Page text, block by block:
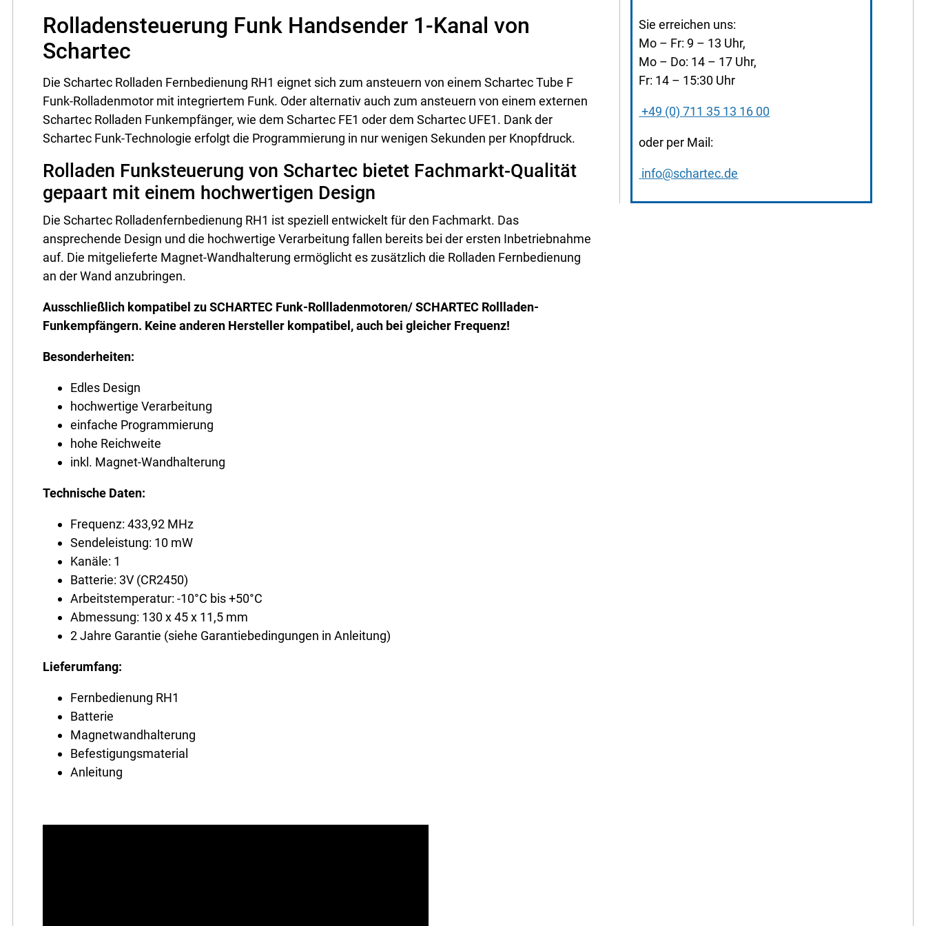
Rolladensteuerung Funk Handsender 1-Kanal von
Schartec
Die Schartec Rolladen Fernbedienung RH1 eignet sich zum ansteuern von einem Schartec Tube F
Funk-Rolladenmotor mit integriertem Funk. Oder alternativ auch zum ansteuern von einem externen
Schartec Rolladen Funkempfänger, wie dem Schartec FE1 oder dem Schartec UFE1. Dank der
Schartec Funk-Technologie erfolgt die Programmierung in nur wenigen Sekunden per Knopfdruck.
Rolladen Funksteuerung von Schartec bietet Fachmarkt-Qualität
gepaart mit einem hochwertigen Design
Die Schartec Rolladenfernbedienung RH1 ist speziell entwickelt für den Fachmarkt. Das
ansprechende Design und die hochwertige Verarbeitung fallen bereits bei der ersten Inbetriebnahme
auf. Die mitgelieferte Magnet-Wandhalterung ermöglicht es zusätzlich die Rolladen Fernbedienung
an der Wand anzubringen.
Ausschließlich kompatibel zu SCHARTEC Funk-Rollladenmotoren/ SCHARTEC Rollladen-
Funkempfängern. Keine anderen Hersteller kompatibel, auch bei gleicher Frequenz!
Besonderheiten:
Edles Design
hochwertige Verarbeitung
einfache Programmierung
hohe Reichweite
inkl. Magnet-Wandhalterung
Technische Daten:
Frequenz: 433,92 MHz
Sendeleistung: 10 mW
Kanäle: 1
Batterie: 3V (CR2450)
Arbeitstemperatur: -10°C bis +50°C
Abmessung: 130 x 45 x 11,5 mm
2 Jahre Garantie (siehe Garantiebedingungen in Anleitung)
Lieferumfang:
Fernbedienung RH1
Batterie
Magnetwandhalterung
Befestigungsmaterial
Anleitung
Sie erreichen uns:
Mo – Fr: 9 – 13 Uhr,
Mo – Do: 14 – 17 Uhr,
Fr: 14 – 15:30 Uhr
+49 (0) 711 35 13 16 00
oder per Mail:
info@schartec.de